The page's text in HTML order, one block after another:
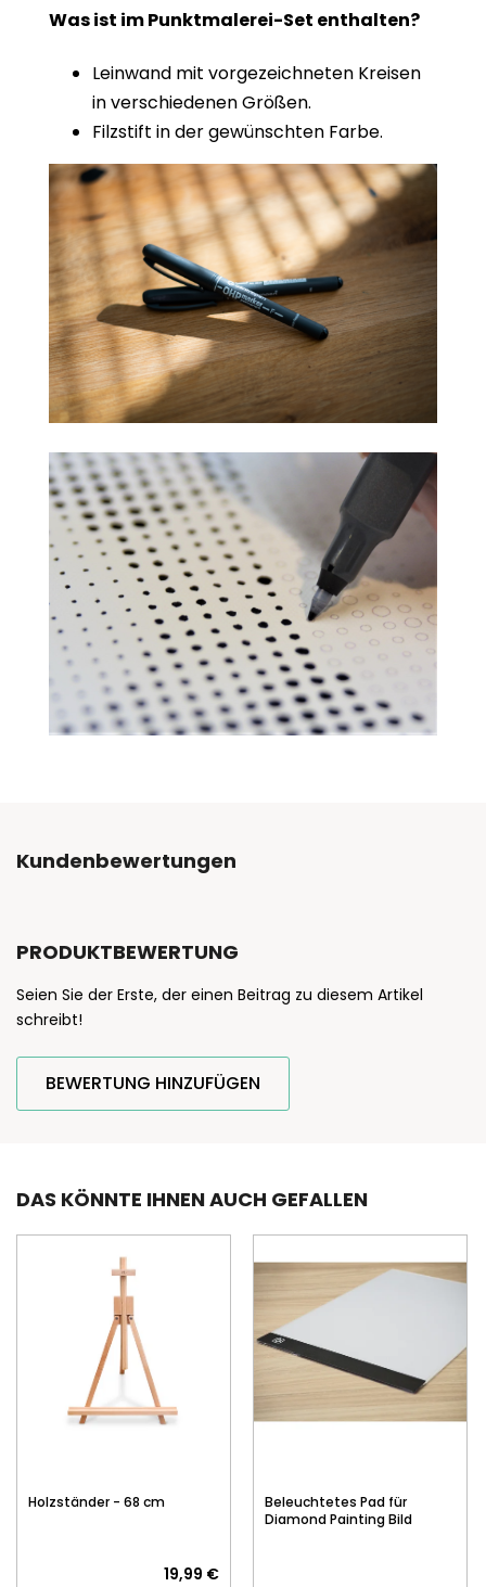
Was ist im Punktmalerei-Set enthalten?
Leinwand mit vorgezeichneten Kreisen
in verschiedenen Größen.
Filzstift in der gewünschten Farbe.
Kundenbewertungen
PRODUKTBEWERTUNG
Seien Sie der Erste, der einen Beitrag zu diesem Artikel
schreibt!
BEWERTUNG HINZUFÜGEN
DAS KÖNNTE IHNEN AUCH GEFALLEN
Holzständer - 68 cm
19,99 €
Beleuchtetes Pad für
Diamond Painting Bild